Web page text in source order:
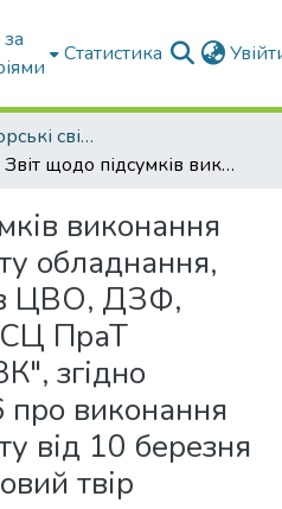
Статистика
Патенти та авторські свідоцтва
Звіт щодо підсумків виконання технічного аудиту обладнання, розташованого в ЦВО, ДЗФ, ЦШГ, ЛМЦ, та ТСЦ ПраТ "Полтавський ГЗК", згідно договору № 596 про виконання технічного аудиту від 10 березня 2020 року: науковий твір
виконання
обладнання,
в ЦВО, ДЗФ,
ПраТ
згідно
виконання
від 10 березня
твір